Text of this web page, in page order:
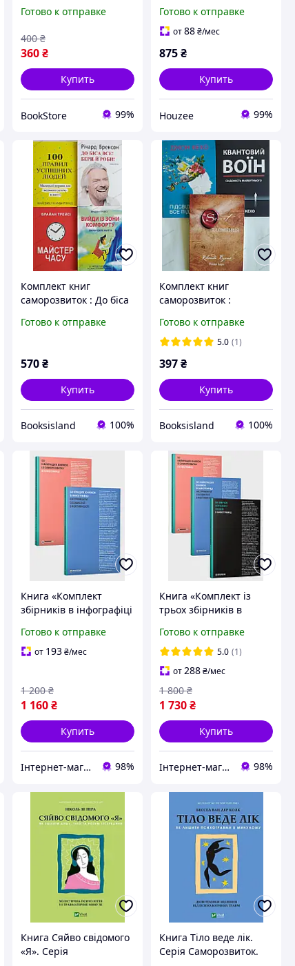
ставки высокие Керри
Готово к отправке
360 ₴
400 ₴
Купить
BookStore 99%
недатированный
ежедневник для
саморазвития 90 дней
Готово к отправке
от88₴/мес
875₴
Купить
Houzee 99%
Комплект книг
саморозвиток : До біса
Вийди із зони
Готово к отправке
570 ₴
Купить
Booksisland 100%
Комплект книг
саморозвиток :
підвласне . Квантовий
воїн . Таємниця .
Готово к отправке
5.0 (1)
397₴
Купить
Booksisland 100%
Книга «Комплект
збірників в інфографіці
із саморозвитку» і «50
найкращих книжок з
Готово к отправке
от 193 ₴/мес
1 160 ₴
1 200 ₴
Купить
Інтернет-магазин "BIZLIT" 98%
Книга «Комплект із
трьох збірників в
найкращих книжок із
саморозвитку», «50
найкращих книжок з
особистої
Готово к отправке
5.0 (1)
от288₴/мес
1 730₴
1 800 ₴
Купить
Інтернет-магазин "BIZLIT" 98%
Книга Сяйво свідомого
«Я». Серія
Книга Тіло веде лік.
Серія Саморозвиток.